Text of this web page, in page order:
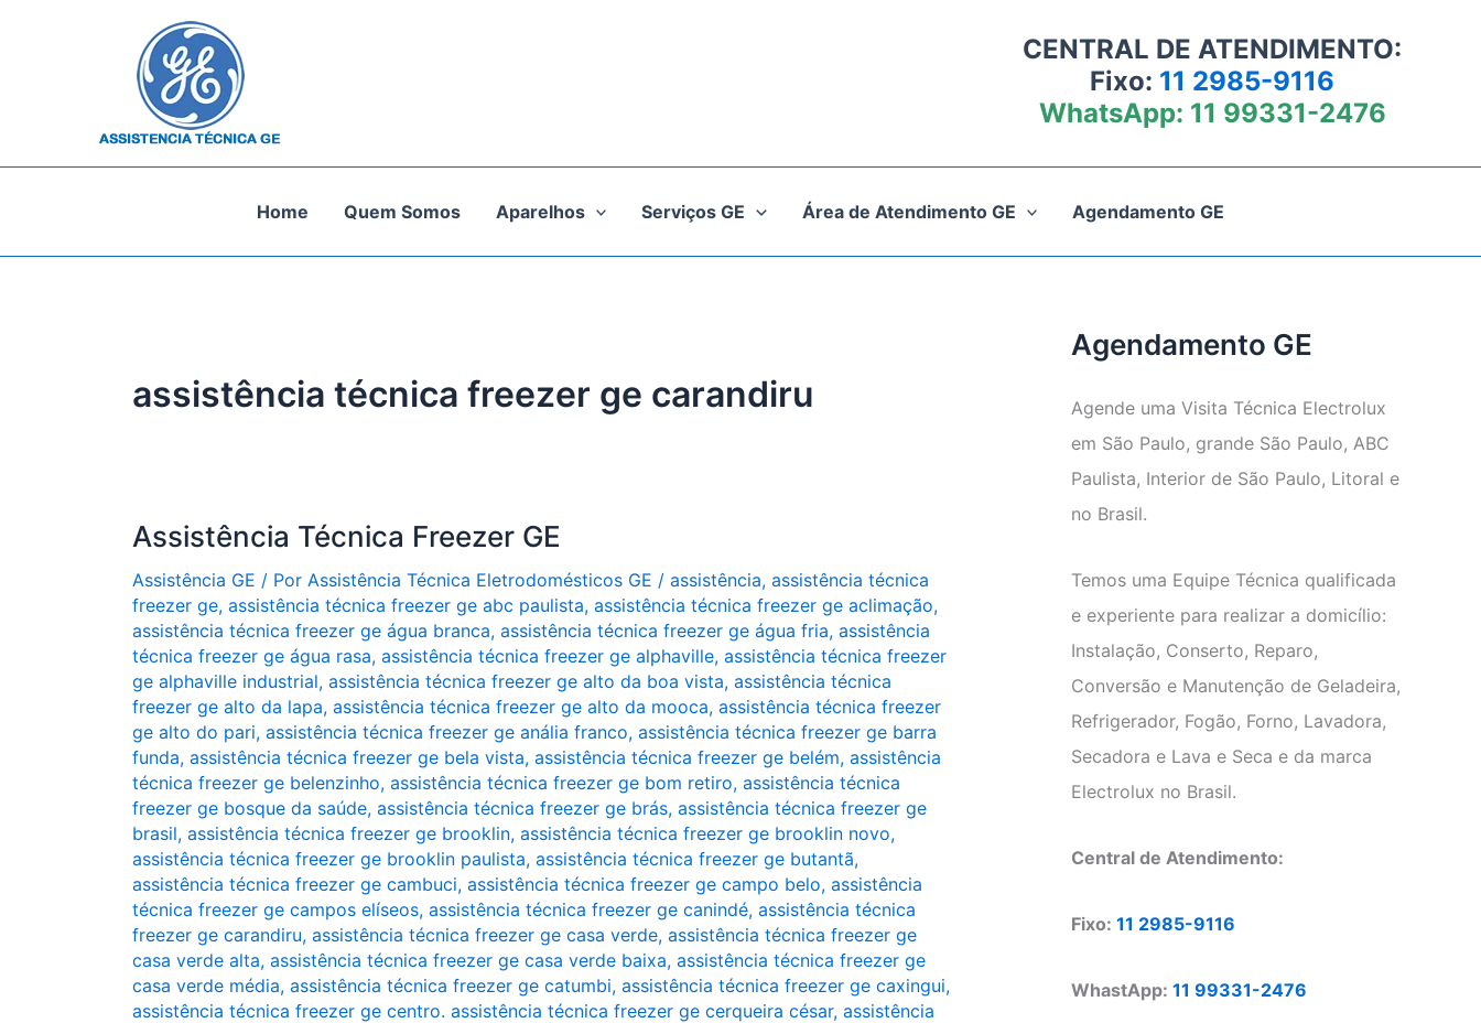
CENTRAL DE ATENDIMENTO:
Fixo: 11 2985-9116
WhatsApp: 11 99331-2476
Home Quem Somos Aparelhos Serviços GE Área de Atendimento GE Agendamento GE
assistência técnica freezer ge carandiru
Assistência Técnica Freezer GE
Assistência GE / Por Assistência Técnica Eletrodomésticos GE / assistência, assistência técnica
freezer ge, assistência técnica freezer ge abc paulista, assistência técnica freezer ge aclimação,
assistência técnica freezer ge água branca, assistência técnica freezer ge água fria, assistência
técnica freezer ge água rasa, assistência técnica freezer ge alphaville, assistência técnica freezer
ge alphaville industrial, assistência técnica freezer ge alto da boa vista, assistência técnica
freezer ge alto da lapa, assistência técnica freezer ge alto da mooca, assistência técnica freezer
ge alto do pari, assistência técnica freezer ge anália franco, assistência técnica freezer ge barra
funda, assistência técnica freezer ge bela vista, assistência técnica freezer ge belém, assistência
técnica freezer ge belenzinho, assistência técnica freezer ge bom retiro, assistência técnica
freezer ge bosque da saúde, assistência técnica freezer ge brás, assistência técnica freezer ge
brasil, assistência técnica freezer ge brooklin, assistência técnica freezer ge brooklin novo,
assistência técnica freezer ge brooklin paulista, assistência técnica freezer ge butantã,
assistência técnica freezer ge cambuci, assistência técnica freezer ge campo belo, assistência
técnica freezer ge campos elíseos, assistência técnica freezer ge canindé, assistência técnica
freezer ge carandiru, assistência técnica freezer ge casa verde, assistência técnica freezer ge
casa verde alta, assistência técnica freezer ge casa verde baixa, assistência técnica freezer ge
casa verde média, assistência técnica freezer ge catumbi, assistência técnica freezer ge caxingui,
assistência técnica freezer ge centro. assistência técnica freezer ge cerqueira césar, assistência
Agendamento GE
Agende uma Visita Técnica Electrolux
em São Paulo, grande São Paulo, ABC
Paulista, Interior de São Paulo, Litoral e
no Brasil.
Temos uma Equipe Técnica qualificada
e experiente para realizar a domicílio:
Instalação, Conserto, Reparo,
Conversão e Manutenção de Geladeira,
Refrigerador, Fogão, Forno, Lavadora,
Secadora e Lava e Seca e da marca
Electrolux no Brasil.
Central de Atendimento:
Fixo: 11 2985-9116
WhastApp: 11 99331-2476